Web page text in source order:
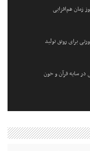
زمان هم‌افزایی
برای رونق تولید
سایه قرآن و خون